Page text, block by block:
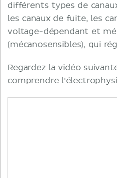
différents types de
les canaux de fuite, les
voltage-dépendant et
(mécanosensibles), qui
Regardez la vidéo
comprendre